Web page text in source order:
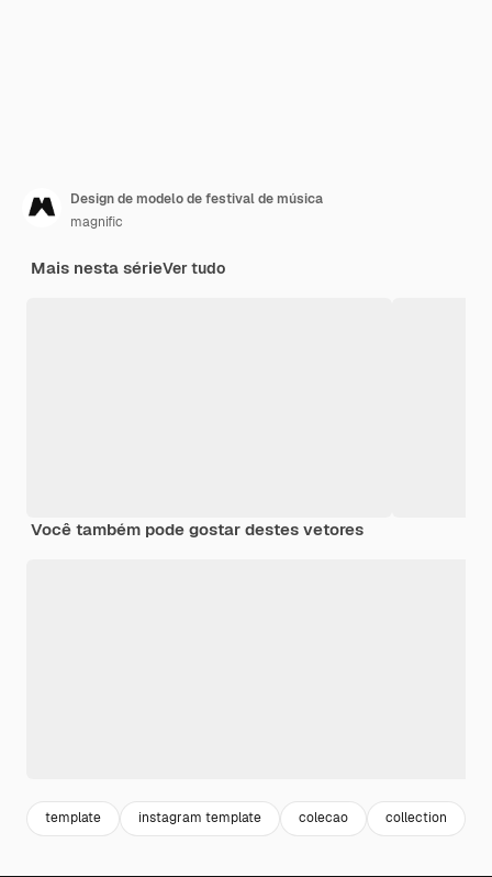
Design de modelo de festival de música
magnific
Mais nesta sérieVer tudo
Você também pode gostar destes vetores
template instagram template colecao collection